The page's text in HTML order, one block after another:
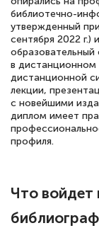
18
Выражаю
повышения
русскому
полезных
библиотечно-
утвержденный
сентября 2022 г.)
в дистанционном
дистанционной
лекции,
с новейшими
диплом имеет
профиля.
Что войдет